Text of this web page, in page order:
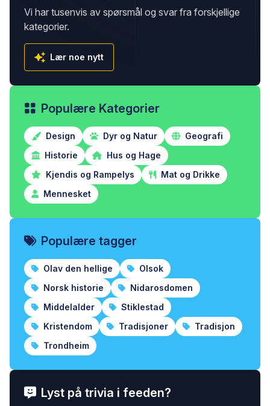
Vi har tusenvis av spørsmål og svar fra forskjellige
kategorier.
Lær noe nytt
Populære Kategorier
Design Dyr og Natur
Geografi
Historie
Hus og Hage
Kjendis og Rampelys
Mat og Drikke
Mennesket
Populære tagger
Olav den hellige
Olsok
Norsk historie
Nidarosdomen
Middelalder
Stiklestad
Kristendom
Tradisjoner
Tradisjon
Trondheim
Lyst på trivia i feeden?